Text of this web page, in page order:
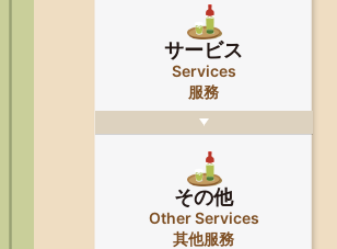
サービス
Services
服務
その他
Other Services
其他服務